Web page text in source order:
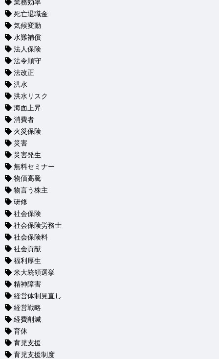
業務効率
死亡退職金
気候変動
水難補償
法人保険
法令順守
法改正
洪水
洪水リスク
海面上昇
消費者
火災保険
災害
災害発生
無料セミナー
物価高騰
物言う株主
研修
社会保険
社会保険労務士
社会保険料
社会貢献
福利厚生
米大統領選挙
精神障害
経営体制見直し
経営戦略
経費削減
育休
育児支援
育児支援制度